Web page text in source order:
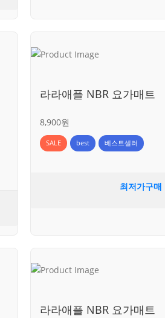
라라애플 NBR 요가매트
8,900원
SALE best 베스트셀러
최저가구매
라라애플 NBR 요가매트